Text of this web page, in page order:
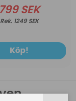
799 SEK
1249 SEK
Köp!